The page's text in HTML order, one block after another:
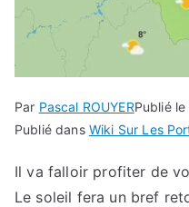
Par Pascal ROUYERPublié le
Publié dans Wiki Sur Les
Il va falloir profiter de
Le soleil fera un bref